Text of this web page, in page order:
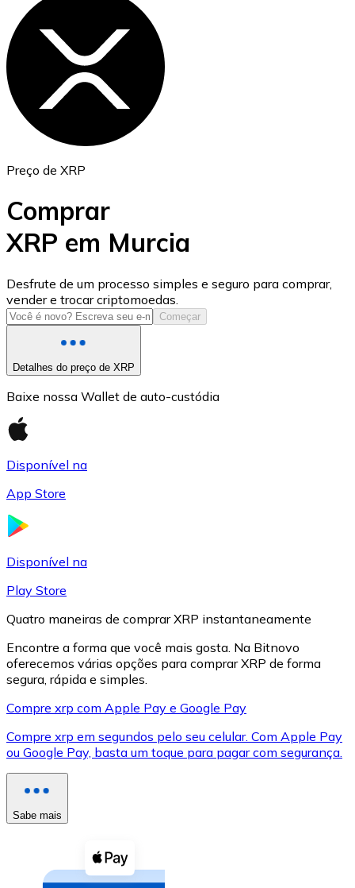
Ethereum
USD Coin
USDC
XRP
XRP
Cupons cripto
Preço de XRP
Comprar
XRP em Murcia
Desfrute de um processo simples e seguro para comprar,
vender e trocar criptomoedas.
Começar
Detalhes do preço de XRP
Baixe nossa Wallet de auto-custódia
Disponível na
App Store
Disponível na
Play Store
Quatro maneiras de comprar XRP instantaneamente
Encontre a forma que você mais gosta. Na Bitnovo
oferecemos várias opções para comprar XRP de forma
segura, rápida e simples.
Compre xrp com Apple Pay e Google Pay
Compre xrp em segundos pelo seu celular. Com Apple Pay
ou Google Pay, basta um toque para pagar com segurança.
Sabe mais